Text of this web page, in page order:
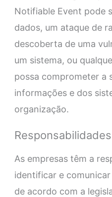
Notifiable Event pode
dados, um ataque de
descoberta de uma
um sistema, ou
possa comprometer a
informações e dos
organização.
As empresas têm a
identificar e
de acordo com a